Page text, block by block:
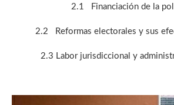
2.1 Financiación de la
2.2 Reformas electorales y sus
2.3 Labor jurisdiccional y